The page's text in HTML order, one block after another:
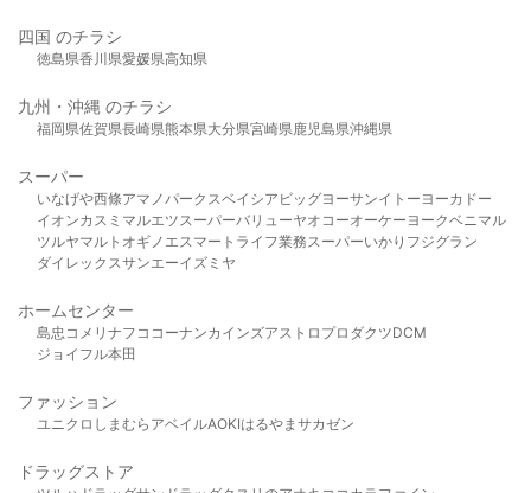
四国 のチラシ
徳島県香川県愛媛県高知県
九州・沖縄 のチラシ
福岡県佐賀県長崎県熊本県大分県宮崎県鹿児島県沖縄県
スーパー
いなげや西條アマノパークスベイシア ビッグヨーサンイトーヨーカドー
イオンカスミ マルエツスーパーバリューヤオコーオーケー ヨークベニマル
ツルヤマルト オギノ エスマート ライフ業務スーパーいかり フジグラン
ダイレックスサンエーイズミヤ
ホームセンター
島忠 コメリ ナフコ コーナンカインズアストロプロダクツDCM
ジョイフル本田
ファッション
ユニクロ しまむら アベイルAOKIはるやま サカゼン
ドラッグストア